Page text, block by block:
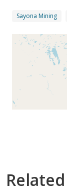
Sayona Mining
Related